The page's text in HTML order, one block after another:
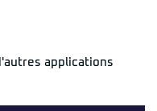
applications